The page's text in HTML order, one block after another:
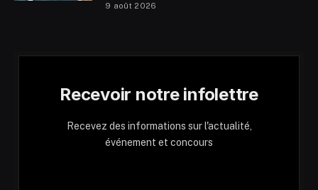
9 août 2026
Recevoir notre infolettre
Recevez des informations sur l'actualité,
événement et concours